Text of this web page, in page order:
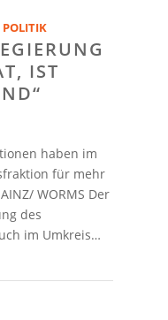
POLITIK
IST
haben im
für mehr
WORMS Der
des
im Umkreis…